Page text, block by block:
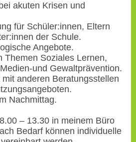
akuten Krisen und
für Schüler:innen, Eltern
der Schule.
Angebote.
Themen Soziales Lernen,
und Gewaltprävention.
anderen Beratungsstellen
Nachmittag.
– 13.30 in meinem Büro
Bedarf können individuelle